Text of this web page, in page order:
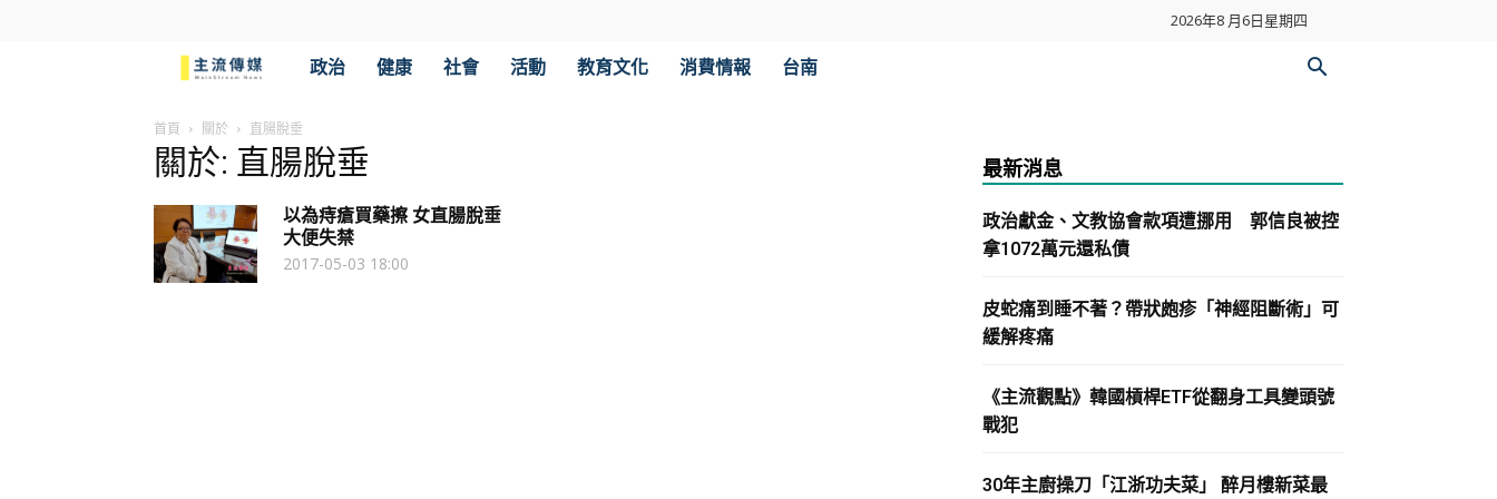
2026年8 月6日星期四
流
傳
媒
政治 健康 社會 活動 教育文化 消費情報 台南
首頁 關於 直腸脫垂
關於: 直腸脫垂
以為痔瘡買藥擦 女直腸脫垂
大便失禁
2017-05-03 18:00
最新消息
政治獻金、文教協會款項遭挪用 郭信良被控
拿1072萬元還私債
皮蛇痛到睡不著？帶狀皰疹「神經阻斷術」可
緩解疼痛
《主流觀點》韓國槓桿ETF從翻身工具變頭號
戰犯
30年主廚操刀「江浙功夫菜」 醉月樓新菜最